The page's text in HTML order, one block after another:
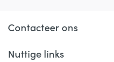
Contacteer ons
Nuttige links